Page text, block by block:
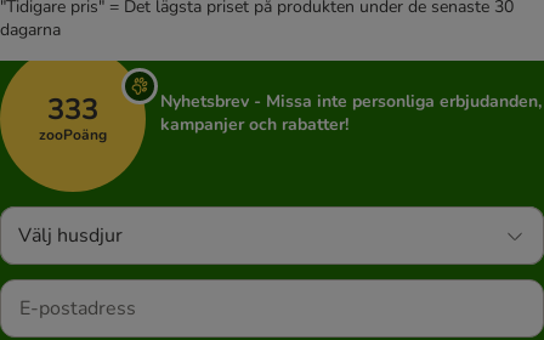
"Tidigare pris" = Det lägsta priset på produkten under de senaste 30
dagarna
333
zooPoäng
Nyhetsbrev - Missa inte personliga erbjudanden,
kampanjer och rabatter!
Välj husdjur